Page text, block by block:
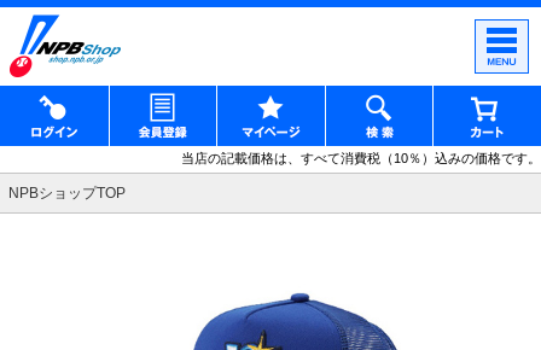
当店の記載価格は、すべて消費税（10％）込みの価格です。
NPBショップTOP